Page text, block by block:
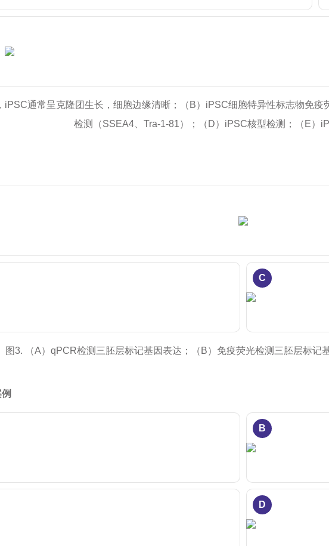
iPSC通常呈克隆团生长，细胞边缘清晰；（B）iPSC细胞特异性标志物免
检测（SSEA4、Tra-1-81）；（D）iPSC核型检测；（E）
C
图3. （A）qPCR检测三胚层标记基因表达；（B）免疫荧光检测三胚层标记
B
D